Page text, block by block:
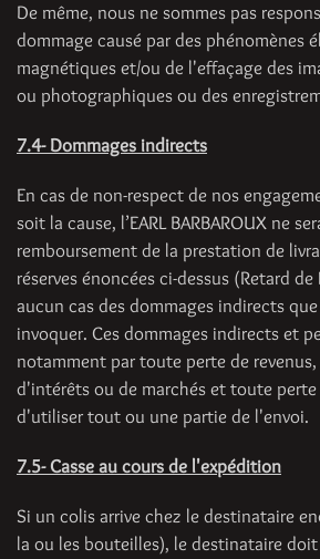
De même, nous ne sommes pas
dommage causé par des phénomènes
magnétiques et/ou de l'effaçage des
ou photographiques ou des
7.4- Dommages indirects
En cas de non-respect de nos
soit la cause, l’EARL BARBAROUX ne
remboursement de la prestation de
réserves énoncées ci-dessus (Retard
aucun cas des dommages indirects
invoquer. Ces dommages indirects et
notamment par toute perte de
d'intérêts ou de marchés et toute
d'utiliser tout ou une partie de l'envoi.
7.5- Casse au cours de l'expédition
Si un colis arrive chez le destinataire
la ou les bouteilles), le destinataire